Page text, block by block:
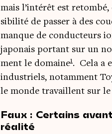
mais l’intérêt est
si­bi­li­té de pas­ser à des
manque de conduc­teurs
japo­nais por­tant sur un
ment le domaine1. Cela a
indus­triels, notam­ment
le monde tra­vaillent sur le
Faux : Certains
réalité